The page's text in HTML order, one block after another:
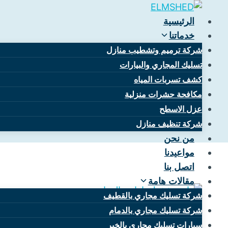
المحتوى
الرئيسية
خدماتنا
شركة ترميم وتشطيب منازل
تسليك المجاري والبيارات
كشف تسربات المياه
مكافحة حشرات منزلية
عزل الاسطح
شركة تنظيف منازل
من نحن
مواعيدنا
اتصل بنا
مقالات هامة
شركة تسليك مجاري بالقطيف
شركة تسليك مجاري بالدمام
سيارات تسليك مجاري بالخبر
أرخص